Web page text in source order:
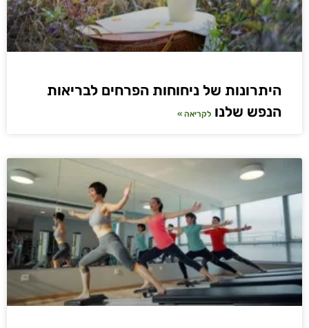
היתרונות של ניחוחות הפרחים לבריאות
הנפש שלנו לקריאה »